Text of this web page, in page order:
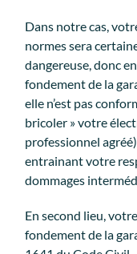
Dans notre cas,
normes sera
dangereuse, donc
fondement de la
elle n’est pas
bricoler » votre
professionnel
entrainant votre
dommages
En second lieu,
fondement de la